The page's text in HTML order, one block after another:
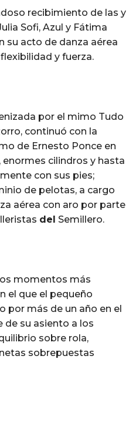
recibimiento de las y
Sofi, Azul y Fátima
su acto de danza aérea
y fuerza.
por el mimo Tudo
continuó con la
de Ernesto Ponce en
cilindros y hasta
con sus pies;
de pelotas, a cargo
aérea con aro por parte
del Semillero.
momentos más
el que el pequeño
por más de un año en el
de su asiento a los
sobre rola,
sobrepuestas